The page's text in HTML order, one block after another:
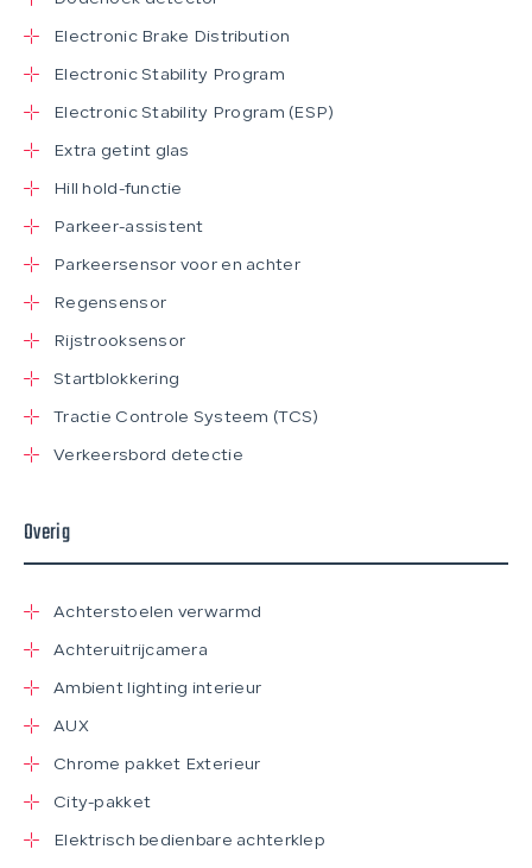
Electronic Brake Distribution
Electronic Stability Program
Electronic Stability Program (ESP)
Extra getint glas
Hill hold-functie
Parkeer-assistent
Parkeersensor voor en achter
Regensensor
Rijstrooksensor
Startblokkering
Tractie Controle Systeem (TCS)
Verkeersbord detectie
Overig
Achterstoelen verwarmd
Achteruitrijcamera
Ambient lighting interieur
AUX
Chrome pakket Exterieur
City-pakket
Elektrisch bedienbare achterklep